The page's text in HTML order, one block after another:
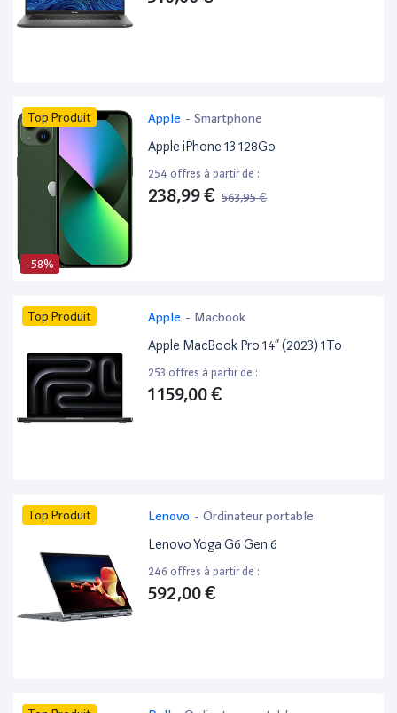
-58%
Top Produit Apple - Smartphone
Apple iPhone 13 128Go
254 offres à partir de :
238,99 € 563,95 €
Top Produit Apple - Macbook
Apple MacBook Pro 14” (2023) 1To
253 offres à partir de :
1 159,00 €
Top Produit Lenovo - Ordinateur portable
Lenovo Yoga G6 Gen 6
246 offres à partir de :
592,00 €